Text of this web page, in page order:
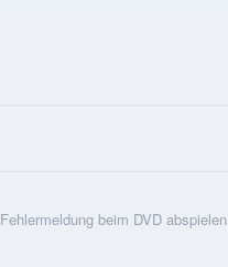
Fehlermeldung beim DVD abspielen